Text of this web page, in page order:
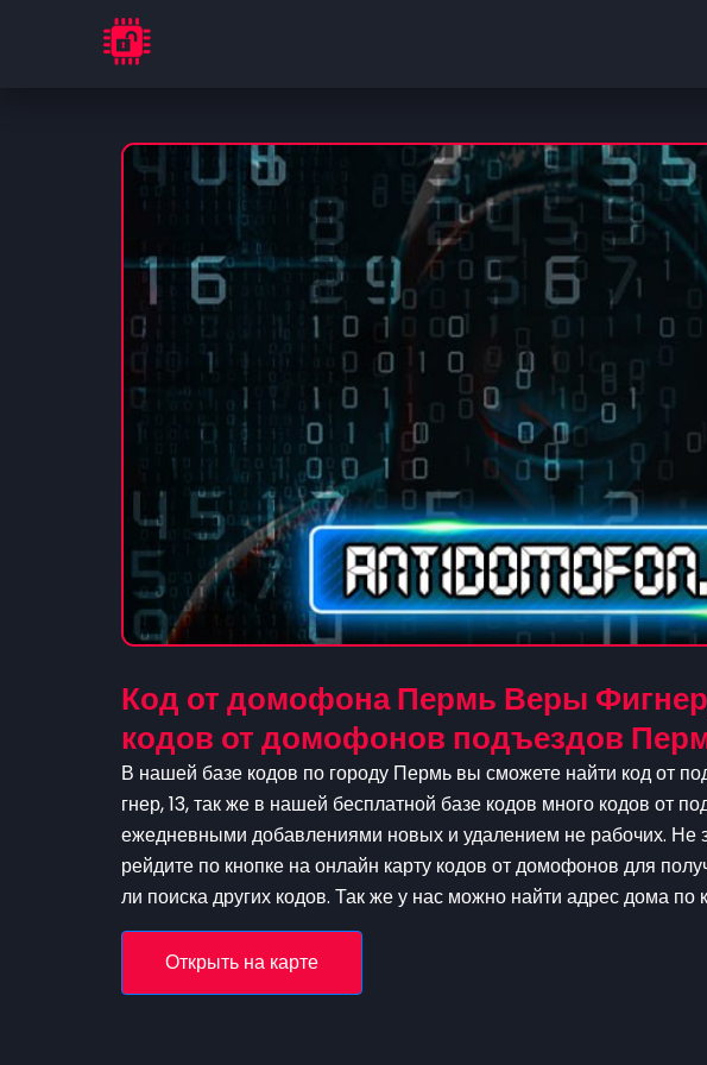
Код от домофона Пермь Веры
кодов от домофонов подъездов
В нашей базе кодов по городу Пермь вы сможете найти код от
гнер, 13, так же в нашей бесплатной базе кодов много кодов от
ежедневными добавлениями новых и удалением не рабочих. Не
рейдите по кнопке на онлайн карту кодов от домофонов для
ли поиска других кодов. Так же у нас можно найти адрес дома по
Открыть на карте